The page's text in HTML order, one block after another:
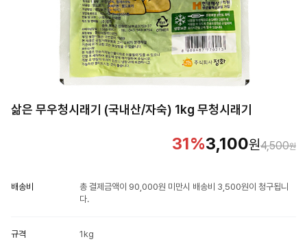
삶은 무우청시래기 (국내산/자숙) 1kg 무청시래기
31% 4,500원
3,100원
배송비
총 결제금액이 90,000원 미만시 배송비 3,500원이 청구됩니
다.
규격 1kg